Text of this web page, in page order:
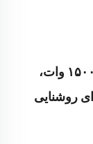
سیستم ترکیبی بادی-خورشیدی آوتِو ۱۵۰۰ وات،
روشنایی